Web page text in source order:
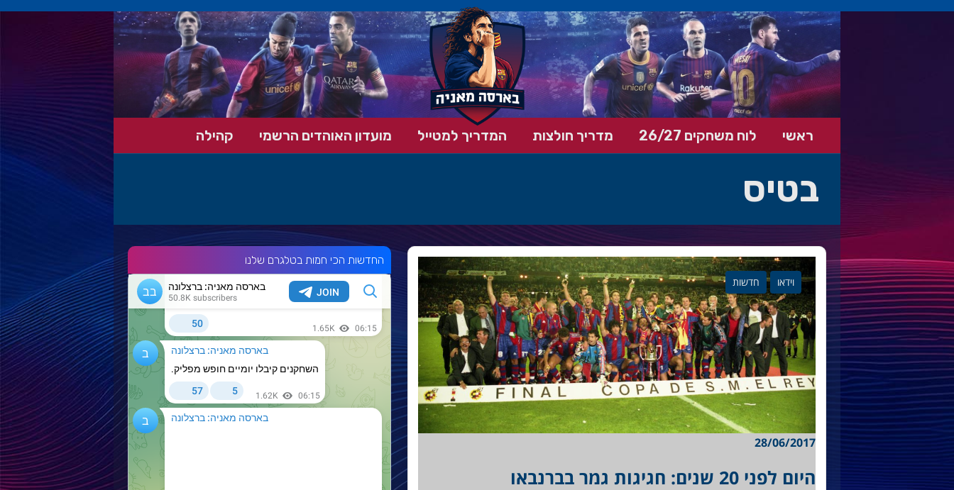
ראשי לוח משחקים 26/27 מדריך חולצות המדריך למטייל מועדון האוהדים הרשמי קהילה
בטיס
וידאו חדשות
28/06/2017
היום לפני 20 שנים: חגיגות גמר בברנבאו
החדשות הכי חמות בטלגרם שלנו